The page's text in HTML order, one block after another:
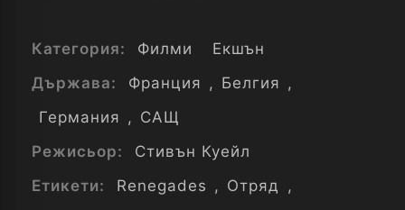
Категория: Филми
Екшън
Държава:
Франция , Белгия ,
Германия , САЩ
Режисьор:
Стивън Куейл
Етикети:
Renegades , Отряд ,